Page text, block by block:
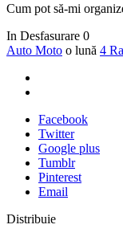
Cum pot să-mi
In Desfasurare 0
Auto Moto o lună 4
Facebook
Twitter
Google plus
Tumblr
Pinterest
Email
Distribuie